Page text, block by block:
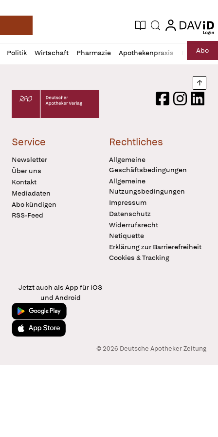
Deutsche Apotheker Zeitung
Aktuelle Ausgabe
Suche login
login
Politik Wirtschaft Pharmazie Apothekenpraxis RechtAbo
Profil
öffnen
Daz
Pur
Deutscher Apotheker Verlag Logo
FacebookInstagram
Service
Newsletter
Über uns
Kontakt
Mediadaten
Abo kündigen
RSS-Feed
Rechtliches
Allgemeine
Geschäftsbedingungen
Allgemeine
Nutzungsbedingungen
Impressum
Datenschutz
Widerrufsrecht
Netiquette
Erklärung zur Barrierefreiheit
Cookies & Tracking
Jetzt auch als App für iOS
und Android
Jetzt bei Google Play
Laden im App Store
© 2026 Deutsche Apotheker Zeitung